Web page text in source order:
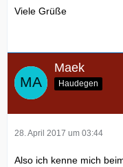
Viele Grüße
Maek
Haudegen
28. April 2017 um 03:44
Also ich kenne mich